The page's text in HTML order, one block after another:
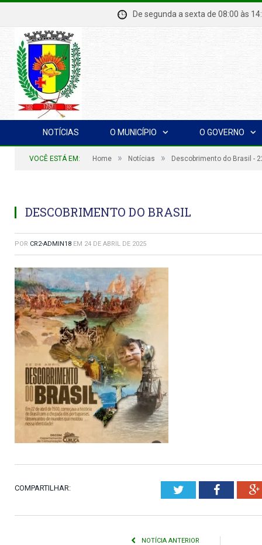
De segunda a sexta de 08:00
NOTÍCIAS O MUNICÍPIO O GOVERNO
VOCÊ ESTÁ EM: Home » Notícias » Descobrimento do Brasil -
DESCOBRIMENTO DO BRASIL
POR CR2-ADMIN18 EM 24 DE ABRIL DE 2025
COMPARTILHAR: Twitter
NOTÍCIA ANTERIOR